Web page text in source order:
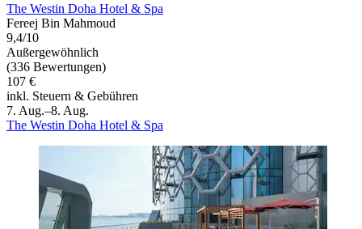
The Westin Doha Hotel & Spa
Fereej Bin Mahmoud
9,4/10
Außergewöhnlich
(336 Bewertungen)
107 €
inkl. Steuern & Gebühren
7. Aug.–8. Aug.
The Westin Doha Hotel & Spa